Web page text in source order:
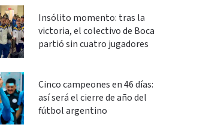
Insólito momento: tras la
victoria, el colectivo de Boca
partió sin cuatro jugadores
Cinco campeones en 46 días:
así será el cierre de año del
fútbol argentino